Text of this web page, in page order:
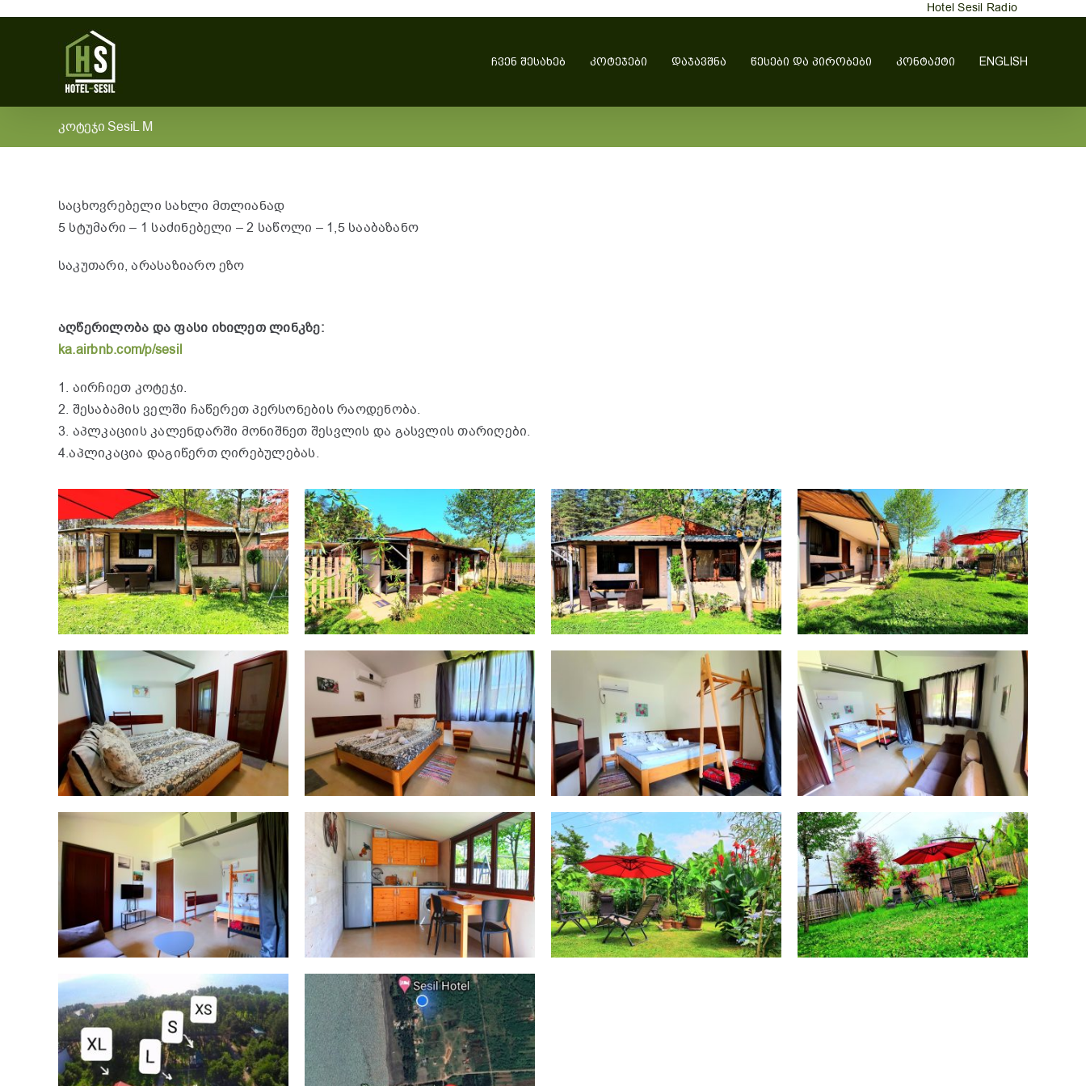
Hotel Sesil Radio
ᲩᲕᲔᲜ ᲨᲔᲡᲐᲮᲔᲑ ᲙᲝᲢᲔᲯᲔᲑᲘ ᲓᲐᲯᲐᲕᲨᲜᲐ ᲬᲔᲡᲔᲑᲘ ᲓᲐ ᲞᲘᲠᲝᲑᲔᲑᲘ ᲙᲝᲜᲢᲐᲥᲢᲘ ENGLISH
კოტეჯი SesiL M
საცხოვრებელი სახლი მთლიანად
5 სტუმარი – 1 საძინებელი – 2 საწოლი – 1,5 სააბაზანო
საკუთარი, არასაზიარო ეზო
აღწერილობა და ფასი იხილეთ ლინკზე:
ka.airbnb.com/p/sesil
1. აირჩიეთ კოტეჯი.
2. შესაბამის ველში ჩაწერეთ პერსონების რაოდენობა.
3. აპლკაციის კალენდარში მონიშნეთ შესვლის და გასვლის თარიღები.
4.აპლიკაცია დაგიწერთ ღირებულებას.